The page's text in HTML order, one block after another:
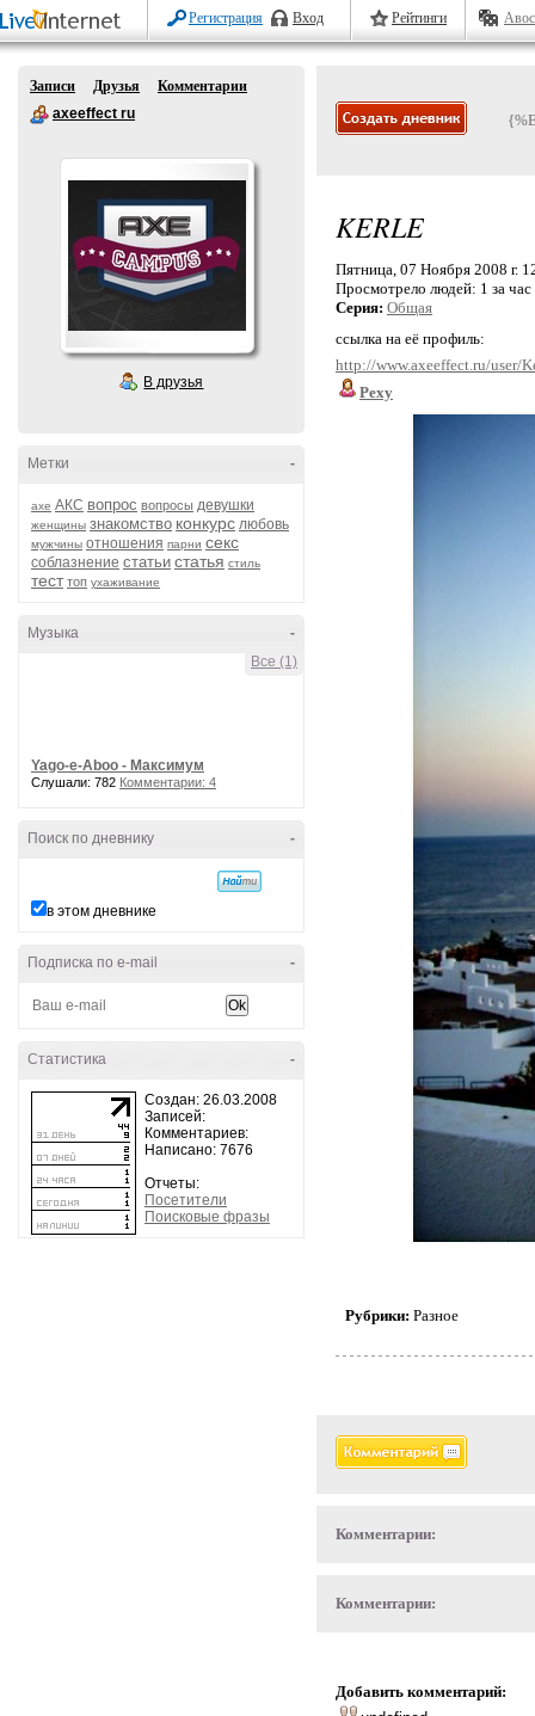
Регистрация Вход Рейтинги
Записи Друзья
Комментарии
axeeffect ru
В друзья
-
Метки
axe АКС вопрос вопросы девушки
женщины знакомство конкурс любовь
мужчины отношения парни секс
соблазнение статьи статья стиль
тест топ ухаживание
-
Музыка
Все (1)
Yago-e-Aboo - Максимум
Слушали: 782 Комментарии: 4
-
Поиск по дневнику
в этом дневнике
-
Подписка по e-mail
-
Статистика
Создан: 26.03.2008
Записей:
Комментариев:
Написано: 7676
Отчеты:
Посетители
Поисковые фразы
KERLE
Пятница, 07 Ноября 2008 г.
Просмотрело людей: 1 за
Серия: Общая
ссылка на её профиль:
http://www.axeeffect.ru/user/
Pexy
Рубрики: Разное
Комментарии:
Комментарии:
Добавить комментарий: